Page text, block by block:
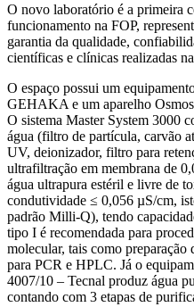
O novo laboratório é a primeira
funcionamento na FOP,
garantia da qualidade,
científicas e clínicas realizadas
O espaço possui um
GEHAKA e um aparelho
O sistema Master System 3000
água (filtro de partícula, carvão
UV, deionizador, filtro para
ultrafiltração em membrana de
água ultrapura estéril e livre de
condutividade ≤ 0,056 µS/cm,
padrão Milli-Q), tendo
tipo I é recomendada para
molecular, tais como preparação
para PCR e HPLC. Já o
4007/10 – Tecnal produz água
contando com 3 etapas de